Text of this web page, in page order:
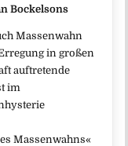
Bockelsons
Massenwahn
in großen
auftretende
im
Massenwahns«